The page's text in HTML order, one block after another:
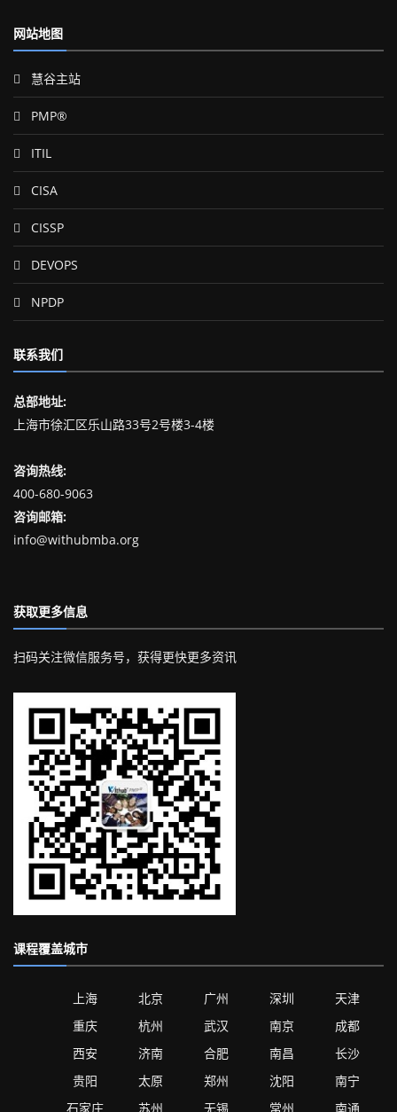
网站地图
慧谷主站
PMP®
ITIL
CISA
CISSP
DEVOPS
NPDP
联系我们
总部地址:
上海市徐汇区乐山路33号2号楼3-4楼
咨询热线:
400-680-9063
咨询邮箱:
info@withubmba.org
获取更多信息
扫码关注微信服务号，获得更快更多资讯
课程覆盖城市
上海 北京 广州 深圳
天津
重庆
杭州 武汉 南京
成都
西安
济南 合肥 南昌
长沙
贵阳
太原 郑州 沈阳
南宁
石家庄
苏州 无锡 常州 南通